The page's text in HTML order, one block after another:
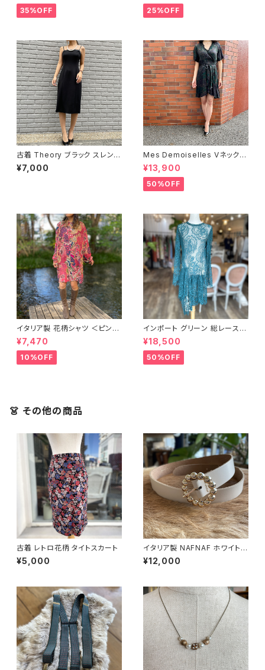
35%OFF 25%OFF
古着 Theory ブラック スレンダ
ーライン ドレス
¥7,000
Mes Demoiselles Vネックシ
ョート丈ワンピース
¥13,900
50%OFF
イタリア製 花柄シャツ ＜ピンク
＞
¥7,470
10%OFF
インポート グリーン 総レースワ
ンピース
¥18,500
50%OFF
👗 その他の商品
古着 レトロ花柄 タイトスカート
¥5,000
イタリア製 NAFNAF ホワイト
ベルト
¥12,000